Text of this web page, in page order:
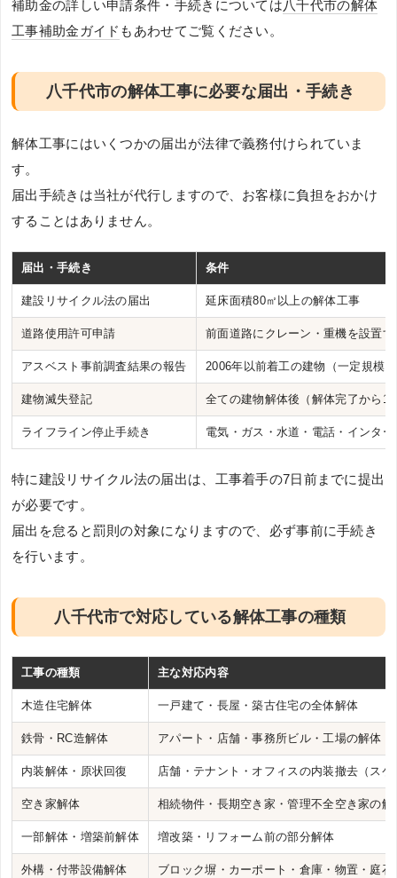
補助金の詳しい申請条件・手続きについては八千代市の解体
工事補助金ガイド もあわせてご覧ください。
八千代市の解体工事に必要な届出・手続き
解体工事にはいくつかの届出が法律で義務付けられていま
す。
届出手続きは当社が代行しますので、お客様に負担をおかけ
することはありません。
届出・手続き 条件
建設リサイクル法の届出 延床面積80㎡以上の解体工事
道路使用許可申請 前面道路にクレーン・重機を設置す
アスベスト事前調査結果の報告 2006年以前着工の建物（一定規模
建物滅失登記 全ての建物解体後（解体完了から1
ライフライン停止手続き 電気・ガス・水道・電話・インター
特に建設リサイクル法の届出は、工事着手の7日前までに提出
が必要です。
届出を怠ると罰則の対象になりますので、必ず事前に手続き
を行います。
八千代市で対応している解体工事の種類
工事の種類 主な対応内容
木造住宅解体 一戸建て・長屋・築古住宅の全体解体
鉄骨・RC造解体 アパート・店舗・事務所ビル・工場の解体
内装解体・原状回復 店舗・テナント・オフィスの内装撤去（ス
空き家解体 相続物件・長期空き家・管理不全空き家の解
一部解体・増築前解体 増改築・リフォーム前の部分解体
外構・付帯設備解体 ブロック塀・カーポート・倉庫・物置・庭石